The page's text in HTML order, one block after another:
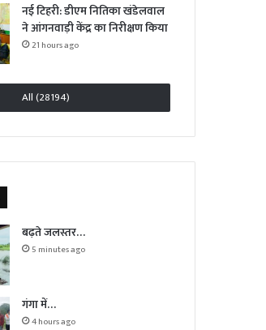
नई टिहरी: डीएम नितिका खंडेलवाल
ने आंगनवाड़ी केंद्र का निरीक्षण किया
21 hours ago
All (28194)
बढ़ते जलस्तर…
5 minutes ago
गंगा में…
4 hours ago